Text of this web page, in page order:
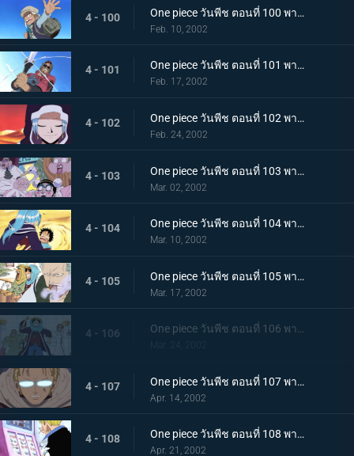
4 - 100 One piece วันพีช ตอนที่ 100 พากย์ไทย นักรบแห่งกองกำลังปฏิวัติ โคซ่า ความฝันที่สาบานไว้กับวีวี่
Feb. 10, 2002
4 - 101 One piece วันพีช ตอนที่ 101 พากย์ไทย ศึกตัดสินแห่งเปลวเพลิง เอส ปะทะ มนุษย์แมงป่อง
Feb. 17, 2002
4 - 102 One piece วันพีช ตอนที่ 102 พากย์ไทย ซากโบราณและเด็กหลงทาง วีวี่กับพรรคพวกและประเทศ
Feb. 24, 2002
4 - 103 One piece วันพีช ตอนที่ 103 พากย์ไทย รวมพลเฉพาะกิจ แปดนาฬิกาที่สไปเดอร์คาเฟ่!
Mar. 02, 2002
4 - 104 One piece วันพีช ตอนที่ 104 พากย์ไทย ลูฟี่ ปะทะ วีวี่ คำสาบานแห่งน้ำตา ที่เอามิตรภาพเป็นเดิมพัน!
Mar. 10, 2002
4 - 105 One piece วันพีช ตอนที่ 105 พากย์ไทย เส้นทางสู่สงครามอลาบัสต้า เมืองแห่งฝัน..เรนเบส
Mar. 17, 2002
4 - 106 One piece วันพีช ตอนที่ 106 พากย์ไทย ทะลวงเข้าเรนดินัส กับดักที่เล่นเอาถึงตาย
Mar. 24, 2002
4 - 107 One piece วันพีช ตอนที่ 107 พากย์ไทย เริ่มยุทธการยูโทเปีย..คณะปฏิวัติเริ่มเคลื่อนไหว
Apr. 14, 2002
4 - 108 One piece วันพีช ตอนที่ 108 พากย์ไทย จระเข้หัวกล้วยจอมโหด ปะทะ มิสเตอร์เจ้าชาย
Apr. 21, 2002